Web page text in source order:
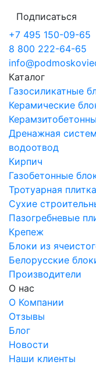
Подписаться
+7 495 150-09-65
8 800 222-64-65
Каталог
Газосиликатные
Керамические
Дренажная
водоотвод
Кирпич
Газобетонные
Тротуарная
Сухие
Пазогребневые
Крепеж
Блоки из
Белорусские
Производители
О нас
О Компании
Отзывы
Блог
Новости
Наши клиенты